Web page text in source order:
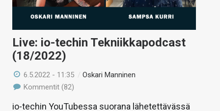
Live: io-techin Tekniikkapodcast
(18/2022)
6.5.2022 - 11:35 /Oskari Manninen
Kommentit (82)
io-techin YouTubessa suorana lähetettävässä